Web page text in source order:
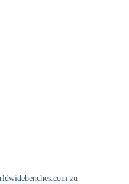
zu